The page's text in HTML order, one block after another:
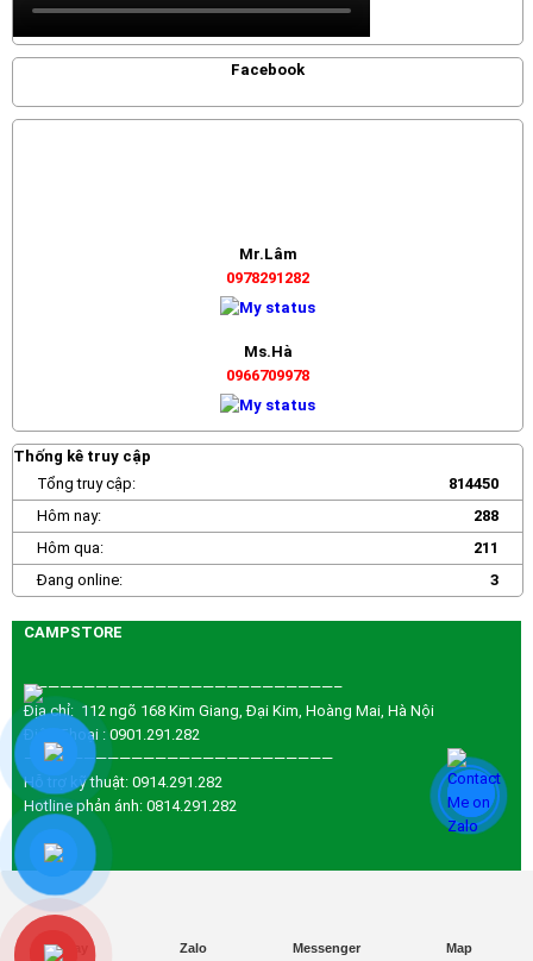
Facebook
Mr.Lâm
0978291282
Ms.Hà
0966709978
Thống kê truy cập
814450
Tổng truy cập:
288
Hôm nay:
211
Hôm qua:
3
Đang online:
CAMPSTORE
——————————————————————————–
Địa chỉ: 112 ngõ 168 Kim Giang, Đại Kim, Hoàng Mai, Hà Nội
Điện Thoại : 0901.291.282
——————————————————————————
Hỗ trợ kỹ thuật: 0914.291.282
Hotline phản ánh: 0814.291.282
Gọi ngay Zalo Messenger Map
Gọi ngay Zalo Messenger Map